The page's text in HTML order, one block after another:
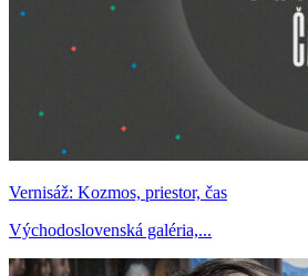
Vernisáž: Kozmos, priestor, čas
Východoslovenská galéria,...